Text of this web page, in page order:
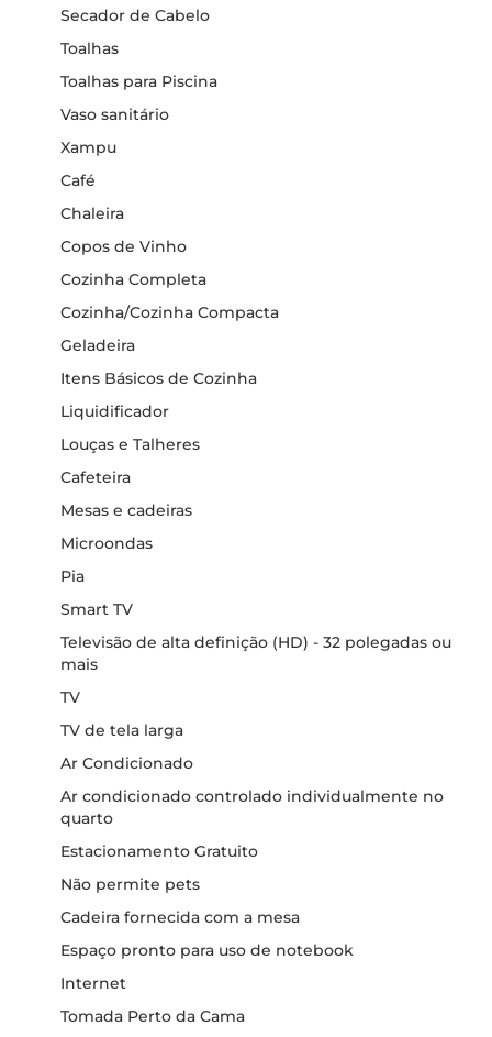
Secador de Cabelo
Toalhas
Toalhas para Piscina
Vaso sanitário
Xampu
Café
Chaleira
Copos de Vinho
Cozinha Completa
Cozinha/Cozinha Compacta
Geladeira
Itens Básicos de Cozinha
Liquidificador
Louças e Talheres
Cafeteira
Mesas e cadeiras
Microondas
Pia
Smart TV
Televisão de alta definição (HD) - 32 polegadas ou
mais
TV
TV de tela larga
Ar Condicionado
Ar condicionado controlado individualmente no
quarto
Estacionamento Gratuito
Não permite pets
Cadeira fornecida com a mesa
Espaço pronto para uso de notebook
Internet
Tomada Perto da Cama